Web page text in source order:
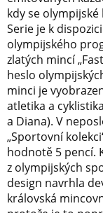
kdy se
Serie je k
olympijského
zlatých mincí
heslo
minci je
atletika a
a Diana). V
„Sportovní
hodnotě 5 pencí.
z olympijských
design navrhla
královská